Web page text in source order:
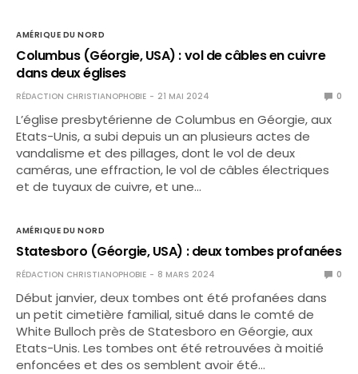
AMÉRIQUE DU NORD
Columbus (Géorgie, USA) : vol de câbles en cuivre
dans deux églises
RÉDACTION CHRISTIANOPHOBIE 21 MAI 2024 0
L’église presbytérienne de Columbus en Géorgie, aux
Etats-Unis, a subi depuis un an plusieurs actes de
vandalisme et des pillages, dont le vol de deux
caméras, une effraction, le vol de câbles électriques
et de tuyaux de cuivre, et une…
AMÉRIQUE DU NORD
Statesboro (Géorgie, USA) : deux tombes profanées
RÉDACTION CHRISTIANOPHOBIE 8 MARS 2024 0
Début janvier, deux tombes ont été profanées dans
un petit cimetière familial, situé dans le comté de
White Bulloch près de Statesboro en Géorgie, aux
Etats-Unis. Les tombes ont été retrouvées à moitié
enfoncées et des os semblent avoir été…